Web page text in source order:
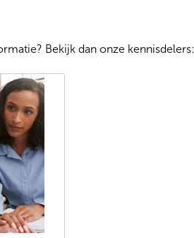
Bekijk dan onze kennisdelers: